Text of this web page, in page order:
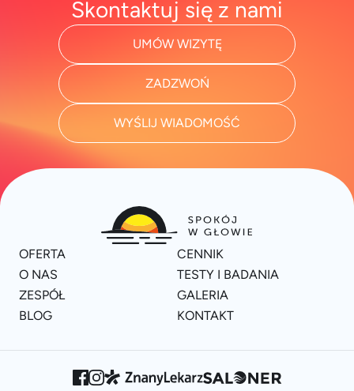
Skontaktuj się z nami
UMÓW WIZYTĘ
ZADZWOŃ
WYŚLIJ WIADOMOŚĆ
OFERTA
CENNIK
O NAS
TESTY I BADANIA
ZESPÓŁ
GALERIA
BLOG
KONTAKT